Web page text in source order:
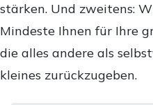
stärken. Und zweitens:
Mindeste Ihnen für Ihre
die alles andere als
kleines zurückzugeben.